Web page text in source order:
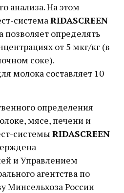
анализа. На этом
системаRIDASCREEN
позволяет определять
от 5 мкг/кг (в
соке).
молока составляет 10
определения
мясе, печени и
системы RIDASCREEN
и Управлением
агентства по
Минсельхоза России